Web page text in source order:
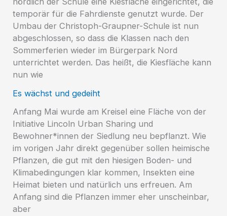
temporär für die Fahrdienste genutzt wurde. Der
Umbau der Christoph-Graupner-Schule ist nun
abgeschlossen, so dass die Klassen nach den
Sommerferien wieder im Bürgerpark Nord
unterrichtet werden. Das heißt, die Kiesfläche kann
nun wie
Es wächst und gedeiht
Anfang Mai wurde am Kreisel eine Fläche von der
Initiative Lincoln Urban Sharing und
Bewohner*innen der Siedlung neu bepflanzt. Wie
im vorigen Jahr direkt gegenüber sollen heimische
Pflanzen, die gut mit den hiesigen Boden- und
Klimabedingungen klar kommen, Insekten eine
Heimat bieten und natürlich uns erfreuen. Am
Anfang sind die Pflanzen immer eher unscheinbar,
aber